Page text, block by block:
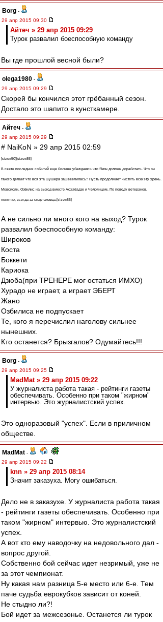
Borg -
29 апр 2015 09:30
Айтеч » 29 апр 2015 09:29
Турок развалил боеспособную команду
Вы где прошлой весной были?
olega1980 -
29 апр 2015 09:29
Скорей бы кончился этот грёбанный сезон.
Достало это шапито в кунсткамере.
Айтеч -
29 апр 2015 09:29
# NaiKoN » 29 апр 2015 02:59
[size=50][size=85]
В свете последних событий еще больше убеждаюсь что Якин должен доработать. Что он
такого делает что вся эта шушера зашевелилась? Пусть продолжает чистить всю эту хрень.
Мовсисян, Озбилис на выход вместе Асхабадзе и Челоянцем. По поводу ветеранов,
понятно, всегда за спартаковца.[size=85]
А не сильно ли много кого на выход? Турок
развалил боеспособную команду:
Широков
Коста
Боккети
Кариока
Дзюба(при ТРЕНЕРЕ мог остаться ИМХО)
Хурадо не играет, а играет ЭБЕРТ
Жано
Озбилиса не подпускает
Те, кого я перечислил наголову сильнее
нынешних.
Кто останется? Брызгалов? Одумайтесь!!!
Borg -
29 апр 2015 09:25
MadMat » 29 апр 2015 09:22
У журналиста работа такая - рейтинги газеты
обеспечивать. Особенно при таком "жирном"
интервью. Это журналистский успех.
Это одноразовый "успех". Если в приличном
обществе.
MadMat -
29 апр 2015 09:22
knn » 29 апр 2015 08:14
Значит заказуха. Могу ошибаться.
Дело не в заказухе. У журналиста работа такая
- рейтинги газеты обеспечивать. Особенно при
таком "жирном" интервью. Это журналистский
успех.
А вот кто ему наводочку на недовольного дал -
вопрос другой.
Собственно бой сейчас идет незримый, уже не
за этот чемпионат.
Ну какая нам разница 5-е место или 6-е. Тем
паче судьба еврокубков зависит от коней.
Не стыдно ли?!
Бой идет за межсезонье. Останется ли турок